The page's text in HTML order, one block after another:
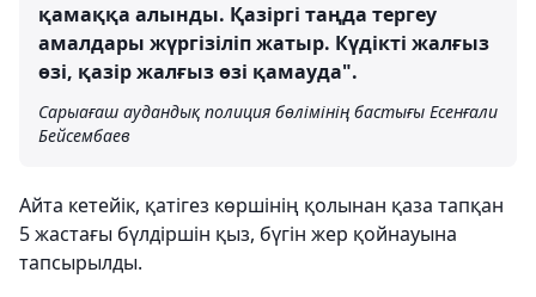
қамаққа алынды. Қазіргі таңда тергеу
амалдары жүргізіліп жатыр. Күдікті жалғыз
өзі, қазір жалғыз өзі қамауда".
Сарыағаш аудандық полиция бөлімінің бастығы Есенғали
Бейсембаев
Айта кетейік, қатігез көршінің қолынан қаза тапқан
5 жастағы бүлдіршін қыз, бүгін жер қойнауына
тапсырылды.